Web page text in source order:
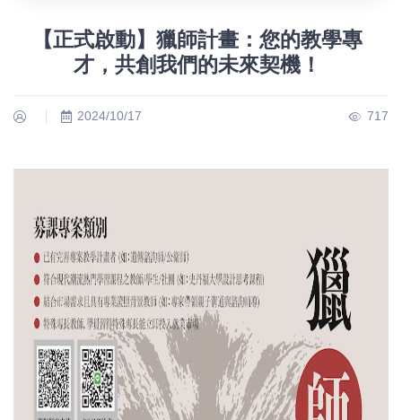
【正式啟動】獵師計畫：您的教學專
才，共創我們的未來契機！
2024/10/17 717